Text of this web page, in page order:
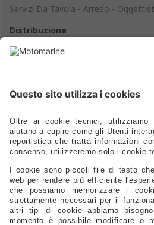
Servizi Da Tavola - Arredo -
Distribuzione
Agenti
Privacy Policy
@2024 - Motomarine Srl
P.IVA/C.F./N.Reg.Imp.: IT 00968120329
1.000.000,00 Euro